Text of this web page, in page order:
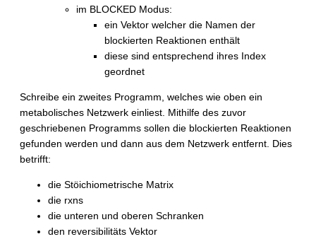
im BLOCKED Modus:
ein Vektor welcher die Namen der
blockierten Reaktionen enthält
diese sind entsprechend ihres Index
geordnet
Schreibe ein zweites Programm, welches wie oben ein
metabolisches Netzwerk einliest. Mithilfe des zuvor
geschriebenen Programms sollen die blockierten Reaktionen
gefunden werden und dann aus dem Netzwerk entfernt. Dies
betrifft:
die Stöichiometrische Matrix
die rxns
die unteren und oberen Schranken
den reversibilitäts Vektor